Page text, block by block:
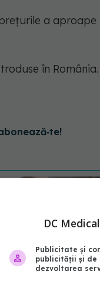
a
în România.
DC
Publicitate și
publicității și de
dezvoltarea